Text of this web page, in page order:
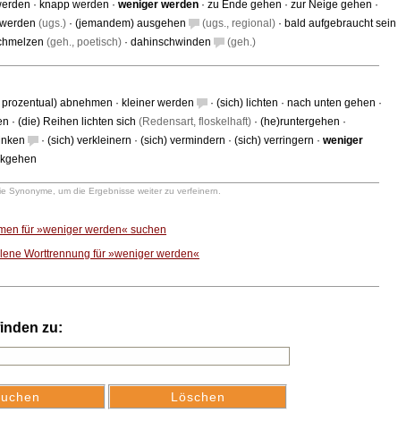
· knapp werden · weniger werden · zu Ende gehen · zur Neige gehen ·
(ugs.) · (jemandem) ausgehen (ugs., regional) · bald aufgebraucht sein
(geh., poetisch) · dahinschwinden (geh.)
abnehmen · kleiner werden · (sich) lichten · nach unten gehen ·
· (die) Reihen lichten sich (Redensart, floskelhaft) · (he)runtergehen ·
· (sich) verkleinern · (sich) vermindern · (sich) verringern · weniger
Synonyme, um die Ergebnisse weiter zu verfeinern.
für »weniger werden« suchen
Worttrennung für »weniger werden«
zu: